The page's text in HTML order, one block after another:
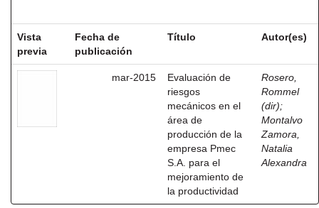
Vista
previa
Fecha de
publicación
Título Autor(es)
mar-2015
Evaluación de
riesgos
mecánicos en el
área de
producción de la
empresa Pmec
S.A. para el
mejoramiento de
la productividad
Rosero,
Rommel
(dir);
Montalvo
Zamora,
Natalia
Alexandra